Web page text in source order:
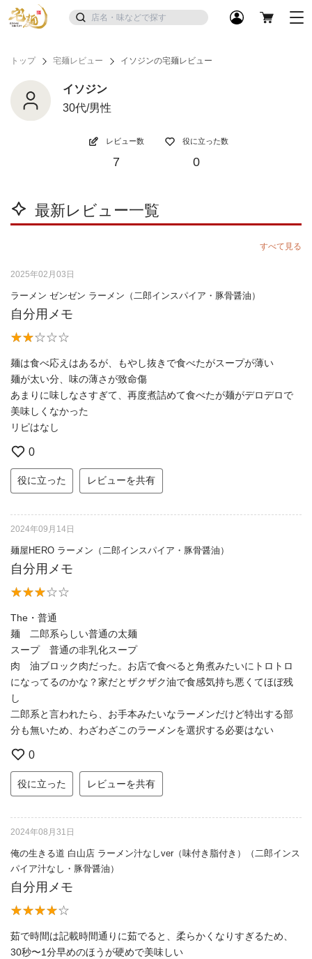
トップ 宅麺レビュー イソジンの宅麺レビュー
イソジン
30代/男性
レビュー数
7
役に立った数
0
最新レビュー一覧
すべて見る
2025年02月03日
ラーメン ゼンゼン ラーメン（二郎インスパイア・豚骨醤油）
自分用メモ
麺は食べ応えはあるが、もやし抜きで食べたがスープが薄い
麺が太い分、味の薄さが致命傷
あまりに味しなさすぎて、再度煮詰めて食べたが麺がデロデロで
美味しくなかった
リピはなし
0
役に立った レビューを共有
2024年09月14日
麺屋HERO ラーメン（二郎インスパイア・豚骨醤油）
自分用メモ
The・普通
麺 二郎系らしい普通の太麺
スープ 普通の非乳化スープ
肉 油ブロック肉だった。お店で食べると角煮みたいにトロトロ
になってるのかな？家だとザクザク油で食感気持ち悪くてほぼ残
し
二郎系と言われたら、お手本みたいなラーメンだけど特出する部
分も無いため、わざわざこのラーメンを選択する必要はない
0
役に立った レビューを共有
2024年08月31日
俺の生きる道 白山店 ラーメン汁なしver（味付き脂付き）（二郎インス
パイア汁なし・豚骨醤油）
自分用メモ
茹で時間は記載時間通りに茹でると、柔らかくなりすぎるため、
30秒〜1分早めのほうが硬めで美味しい